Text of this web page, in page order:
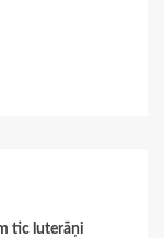
tic luterāņi